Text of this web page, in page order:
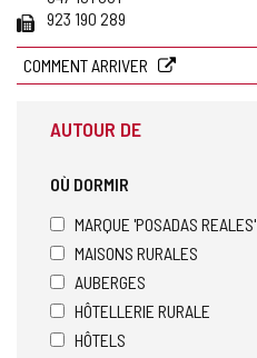
électronique
Fax 923 190 289
COMMENT ARRIVER
AUTOUR DE
OÙ DORMIR
MARQUE 'POSADAS REALES'
MAISONS RURALES
AUBERGES
HÔTELLERIE RURALE
HÔTELS